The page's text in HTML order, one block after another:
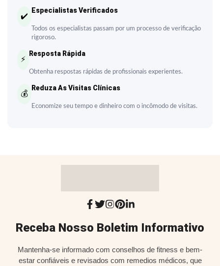
✔️
Especialistas Verificados
Todos os especialistas passam por um processo de verificação
rigoroso.
⚡
Resposta Rápida
Obtenha respostas rápidas de profissionais experientes.
💰
Reduza As Visitas Clínicas
Economize seu tempo e dinheiro com o incômodo de visitas.
Receba Nosso Boletim Informativo
Mantenha-se informado com conselhos de fitness e bem-
estar confiáveis e revisados com remedios médicos, que